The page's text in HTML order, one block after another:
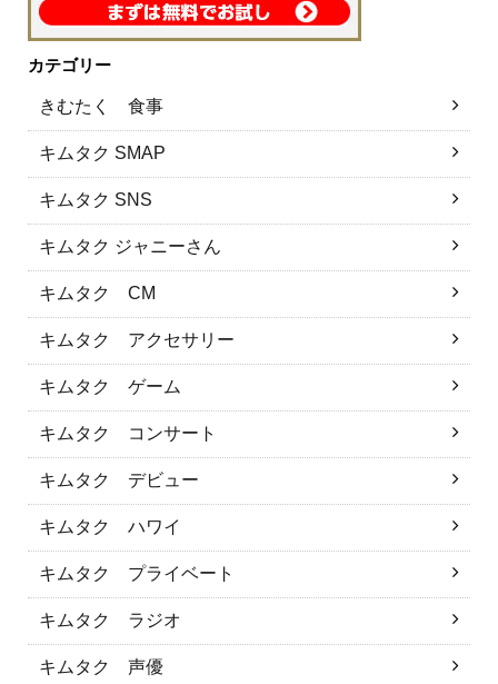
カテゴリー
きむたく 食事
キムタク SMAP
キムタク SNS
キムタク ジャニーさん
キムタク CM
キムタク アクセサリー
キムタク ゲーム
キムタク コンサート
キムタク デビュー
キムタク ハワイ
キムタク プライベート
キムタク ラジオ
キムタク 声優